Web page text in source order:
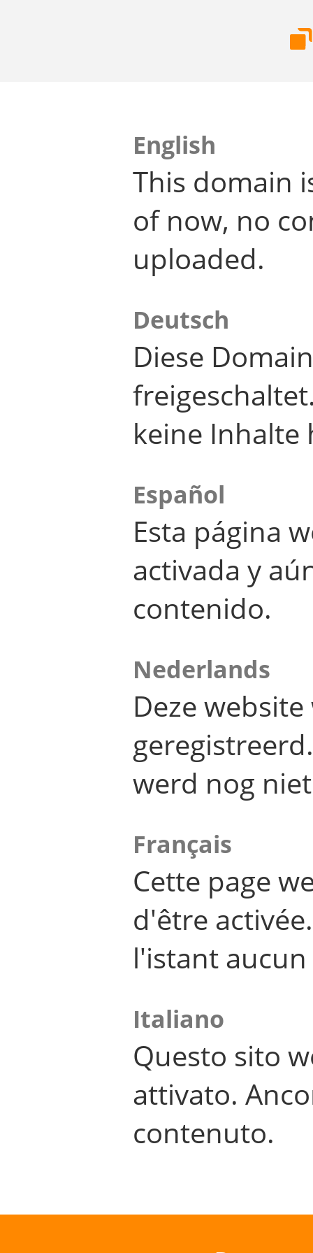
English
This domain
of now, no
uploaded.
Deutsch
Diese
keine Inhalte
Español
Esta página
activada y
contenido.
Nederlands
Deze
werd nog
Français
Cette page
d'être
l'istant
Italiano
Questo sito
attivato.
contenuto.